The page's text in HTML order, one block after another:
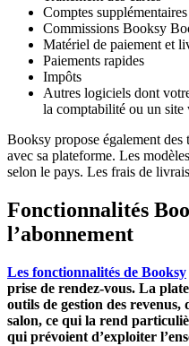
Comptes
Commissions Booksy
Matériel de paiement et
Paiements rapides
Impôts
Autres logiciels dont
la comptabilité ou un site
Booksy propose également
avec sa plateforme. Les
selon le pays. Les frais de
Fonctionnalités
l’abonnement
Les fonctionnalités de Booksy
prise de rendez-vous. La
outils de gestion des
salon, ce qui la rend
qui prévoient d’exploiter